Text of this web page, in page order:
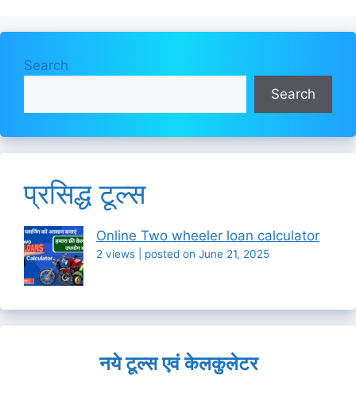
Search
Search
प्रसिद्ध टूल्स
Online Two wheeler loan calculator
2 views posted on June 21, 2025
नये टूल्स एवं केलकुलेटर